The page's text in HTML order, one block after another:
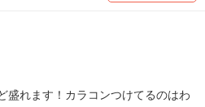
盛れます！カラコンつけてるのはわ